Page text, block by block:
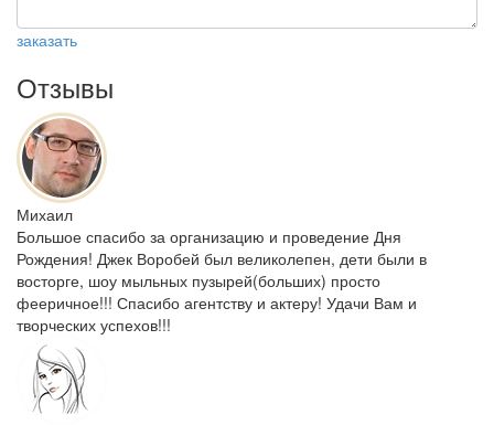
заказать
Отзывы
Михаил
Большое спасибо за организацию и проведение Дня
Рождения! Джек Воробей был великолепен, дети были в
восторге, шоу мыльных пузырей(больших) просто
фееричное!!! Спасибо агентству и актеру! Удачи Вам и
творческих успехов!!!